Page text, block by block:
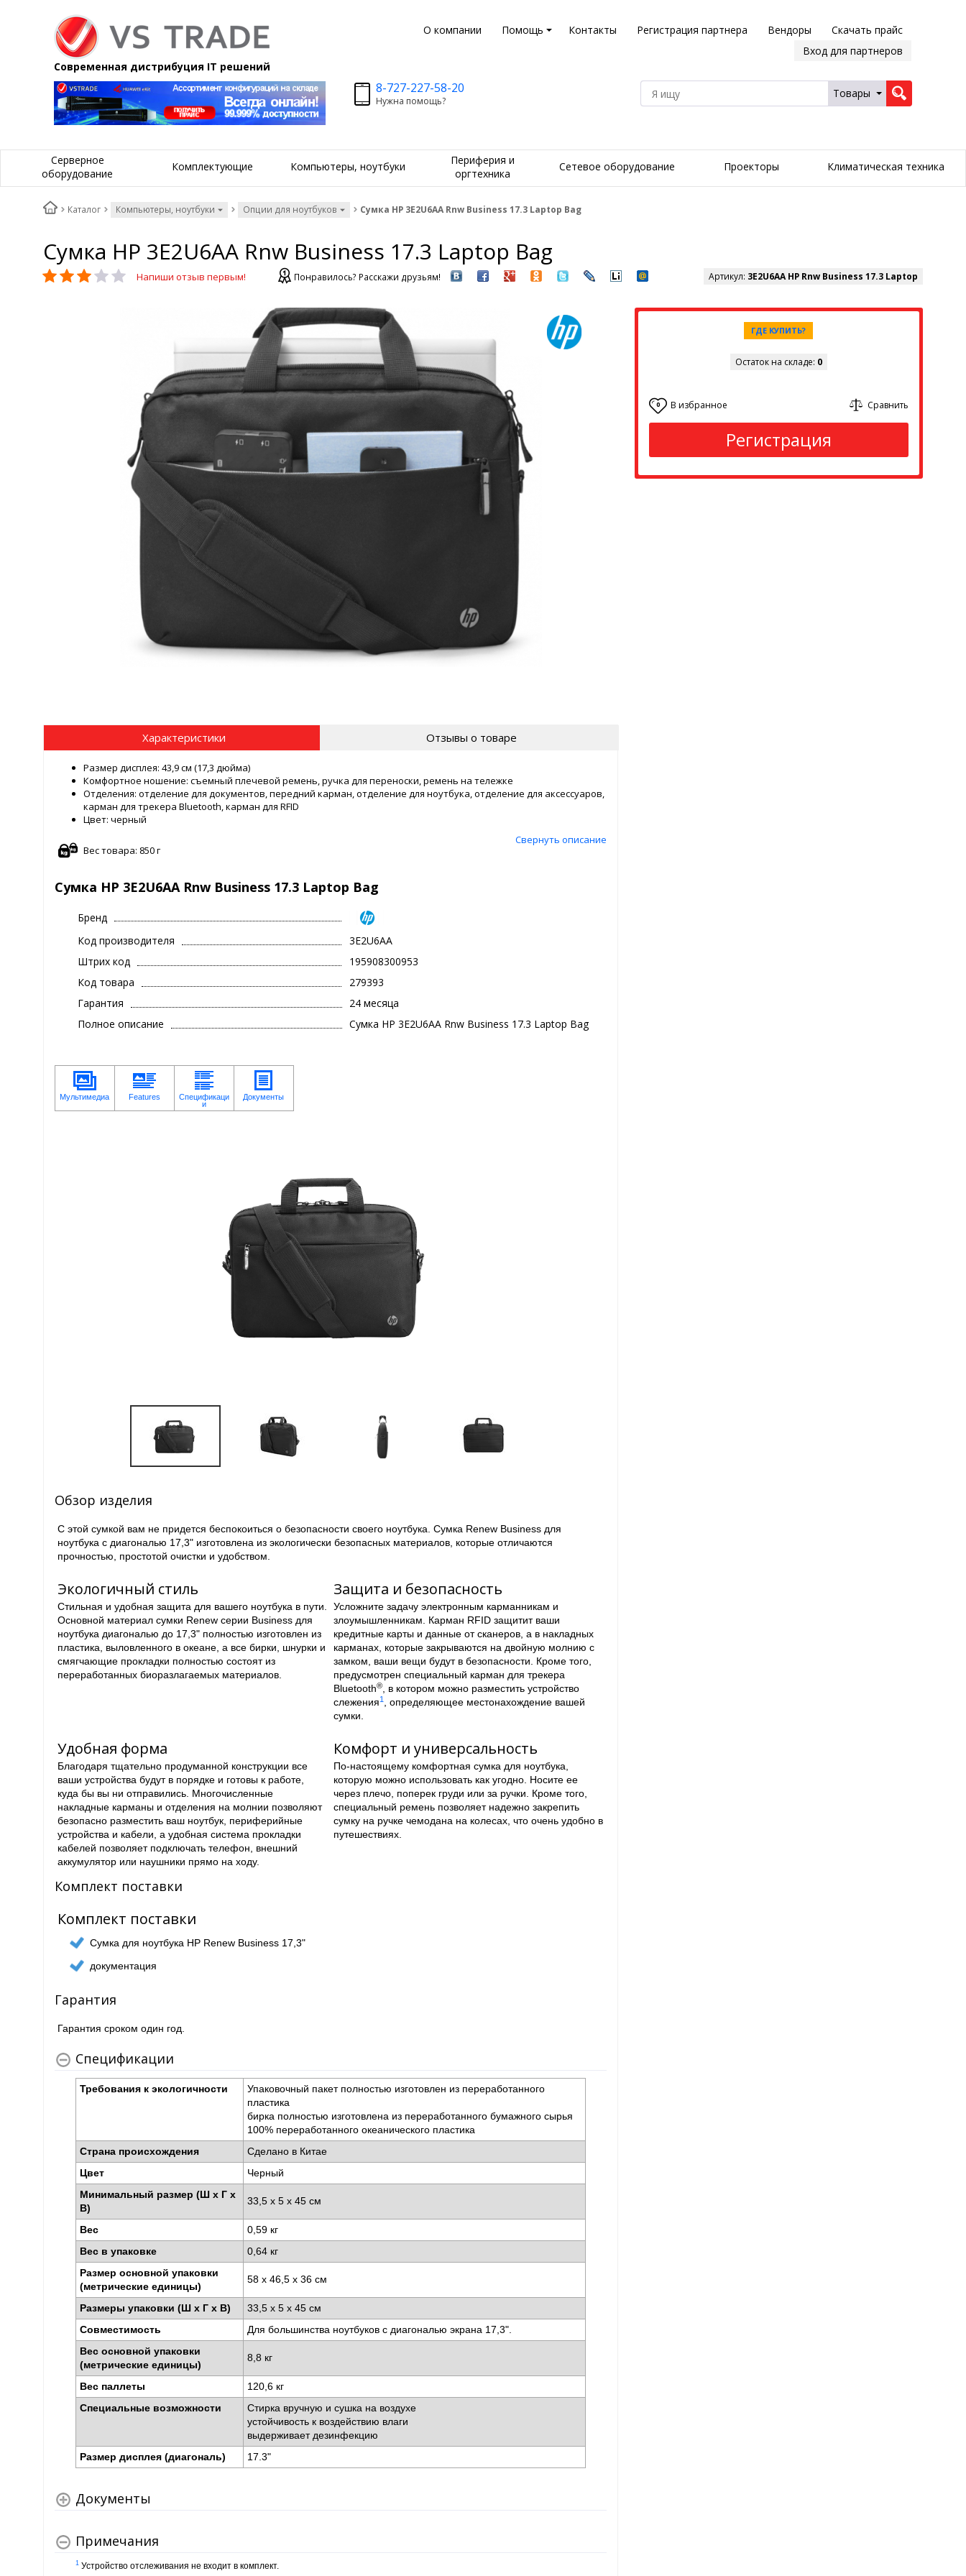
О компании Помощь Контакты Регистрация партнера Вендоры
Скачать прайс
Вход для партнеров
Современная дистрибуция IT решений
8-727-227-58-20
Нужна помощь?
Товары
Серверное
оборудование
Комплектующие Компьютеры, ноутбуки
Периферия и
оргтехника
Сетевое оборудование Проекторы Климатическая техника
Каталог Компьютеры, ноутбуки Опции для ноутбуков Сумка HP 3E2U6AA Rnw Business 17.3 Laptop Bag
Сумка HP 3E2U6AA Rnw Business 17.3 Laptop Bag
Напиши отзыв первым! Понравилось? Расскажи друзьям! Артикул: 3E2U6AA HP Rnw Business 17.3 Laptop
ГДЕ КУПИТЬ?
Остаток на складе: 0
0 В избранное Сравнить
Регистрация
Характеристики Отзывы о товаре
Размер дисплея: 43,9 см (17,3 дюйма)
Комфортное ношение: съемный плечевой ремень, ручка для переноски, ремень на тележке
Отделения: отделение для документов, передний карман, отделение для ноутбука, отделение для аксессуаров,
карман для трекера Bluetooth, карман для RFID
Цвет: черный
Свернуть описание
Вес товара: 850 г
Сумка HP 3E2U6AA Rnw Business 17.3 Laptop Bag
Бренд
Код производителя
3E2U6AA
Штрих код
195908300953
Код товара
279393
Гарантия
24 месяца
Полное описание
Сумка HP 3E2U6AA Rnw Business 17.3 Laptop Bag
Обзор изделия
С этой сумкой вам не придется беспокоиться о безопасности своего ноутбука. Сумка Renew Business для
ноутбука с диагональю 17,3" изготовлена из экологически безопасных материалов, которые отличаются
прочностью, простотой очистки и удобством.
Экологичный стиль
Стильная и удобная защита для вашего ноутбука в пути.
Основной материал сумки Renew серии Business для
ноутбука диагональю до 17,3" полностью изготовлен из
пластика, выловленного в океане, а все бирки, шнурки и
смягчающие прокладки полностью состоят из
переработанных биоразлагаемых материалов.
Защита и безопасность
Усложните задачу электронным карманникам и
злоумышленникам. Карман RFID защитит ваши
кредитные карты и данные от сканеров, а в накладных
карманах, которые закрываются на двойную молнию с
замком, ваши вещи будут в безопасности. Кроме того,
предусмотрен специальный карман для трекера
Bluetooth®, в котором можно разместить устройство
слежения1 , определяющее местонахождение вашей
сумки.
Удобная форма
Благодаря тщательно продуманной конструкции все
ваши устройства будут в порядке и готовы к работе,
куда бы вы ни отправились. Многочисленные
накладные карманы и отделения на молнии позволяют
безопасно разместить ваш ноутбук, периферийные
устройства и кабели, а удобная система прокладки
кабелей позволяет подключать телефон, внешний
аккумулятор или наушники прямо на ходу.
Комфорт и универсальность
По-настоящему комфортная сумка для ноутбука,
которую можно использовать как угодно. Носите ее
через плечо, поперек груди или за ручки. Кроме того,
специальный ремень позволяет надежно закрепить
сумку на ручке чемодана на колесах, что очень удобно в
путешествиях.
Комплект поставки
Комплект поставки
Сумка для ноутбука HP Renew Business 17,3"
документация
Гарантия
Гарантия сроком один год.
Спецификации
Требования к экологичности
Упаковочный пакет полностью изготовлен из переработанного
пластика
бирка полностью изготовлена из переработанного бумажного сырья
100% переработанного океанического пластика
Страна происхождения
Сделано в Китае
Цвет
Черный
Минимальный размер (Ш x Г x
В)
33,5 x 5 x 45 см
Вес
0,59 кг
Вес в упаковке
0,64 кг
Размер основной упаковки
(метрические единицы)
58 x 46,5 x 36 см
Размеры упаковки (Ш x Г x В)
33,5 x 5 x 45 см
Совместимость
Для большинства ноутбуков с диагональю экрана 17,3".
Вес основной упаковки
(метрические единицы)
8,8 кг
Вес паллеты
120,6 кг
Специальные возможности
Стирка вручную и сушка на воздухе
устойчивость к воздействию влаги
выдерживает дезинфекцию
Размер дисплея (диагональ)
17.3"
Документы
Примечания
1 Устройство отслеживания не входит в комплект.